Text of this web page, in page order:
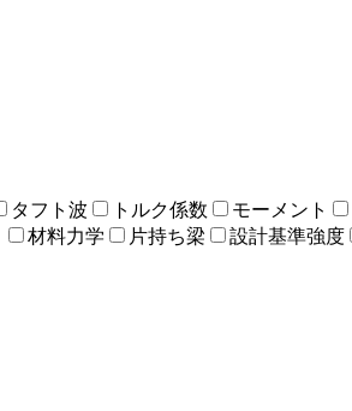
タフト波 トルク係数 モーメント
材料力学 片持ち梁 設計基準強度